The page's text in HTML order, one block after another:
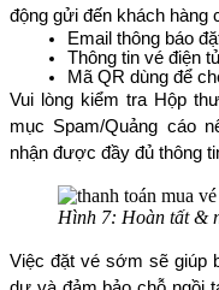
động gửi đến khách hàng
Email thông báo
Thông tin vé điện
Mã QR dùng để
Vui lòng kiểm tra Hộp
mục Spam/Quảng cáo
nhận được đầy đủ thông
Hình 7: Hoàn tất &
Việc đặt vé sớm sẽ giúp